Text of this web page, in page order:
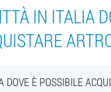
IN ITALIA
DOVE È POSSIBILE